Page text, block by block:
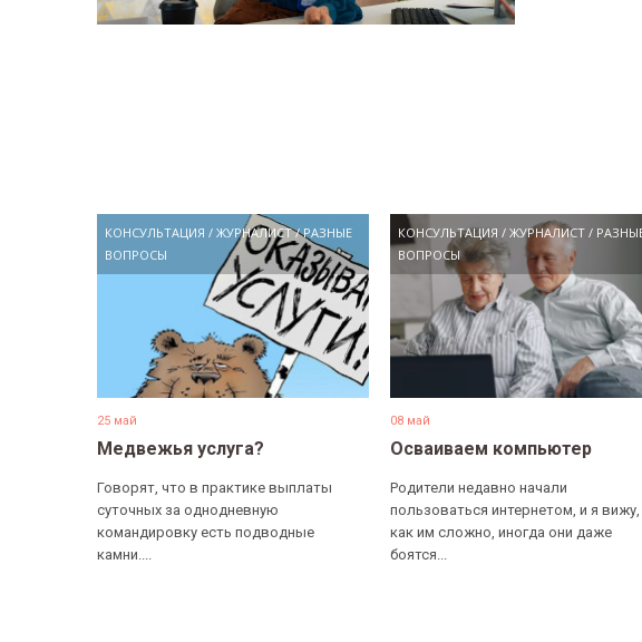
КОНСУЛЬТАЦИЯ / ЖУРНАЛИСТ/РАЗНЫЕ
ВОПРОСЫ
25 май
Медвежья услуга?
Говорят, что в практике выплаты
суточных за однодневную
командировку есть подводные
камни....
КОНСУЛЬТАЦИЯ /ЖУРНАЛИСТ /
ВОПРОСЫ
08 май
Осваиваем компьютер
Родители недавно начали
пользоваться интернетом, и я вижу,
как им сложно, иногда они даже
боятся...